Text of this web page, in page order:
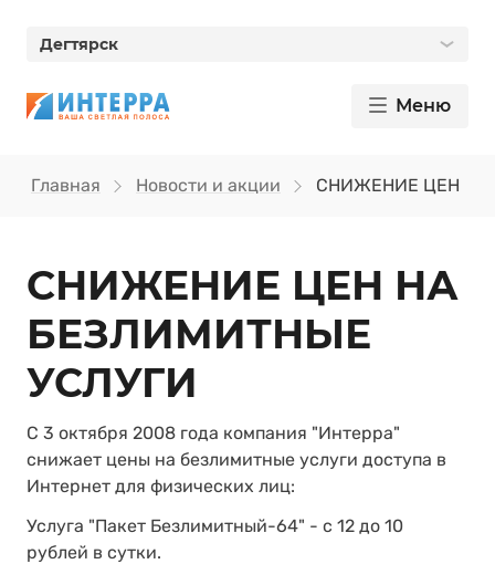
Дегтярск
Меню
Главная Новости и акции СНИЖЕНИЕ ЦЕН НА
СНИЖЕНИЕ ЦЕН НА
БЕЗЛИМИТНЫЕ
УСЛУГИ
С 3 октября 2008 года компания "Интерра"
снижает цены на безлимитные услуги доступа в
Интернет для физических лиц:
Услуга "Пакет Безлимитный-64" - с 12 до 10
рублей в сутки.